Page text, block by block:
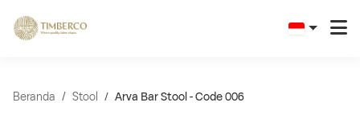
Beranda Stool Arva Bar Stool - Code 006